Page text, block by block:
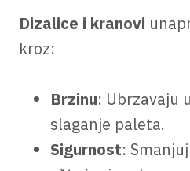
Dizalice i kranovi
kroz:
Brzinu: Ubrzavaju
slaganje paleta.
Sigurnost: